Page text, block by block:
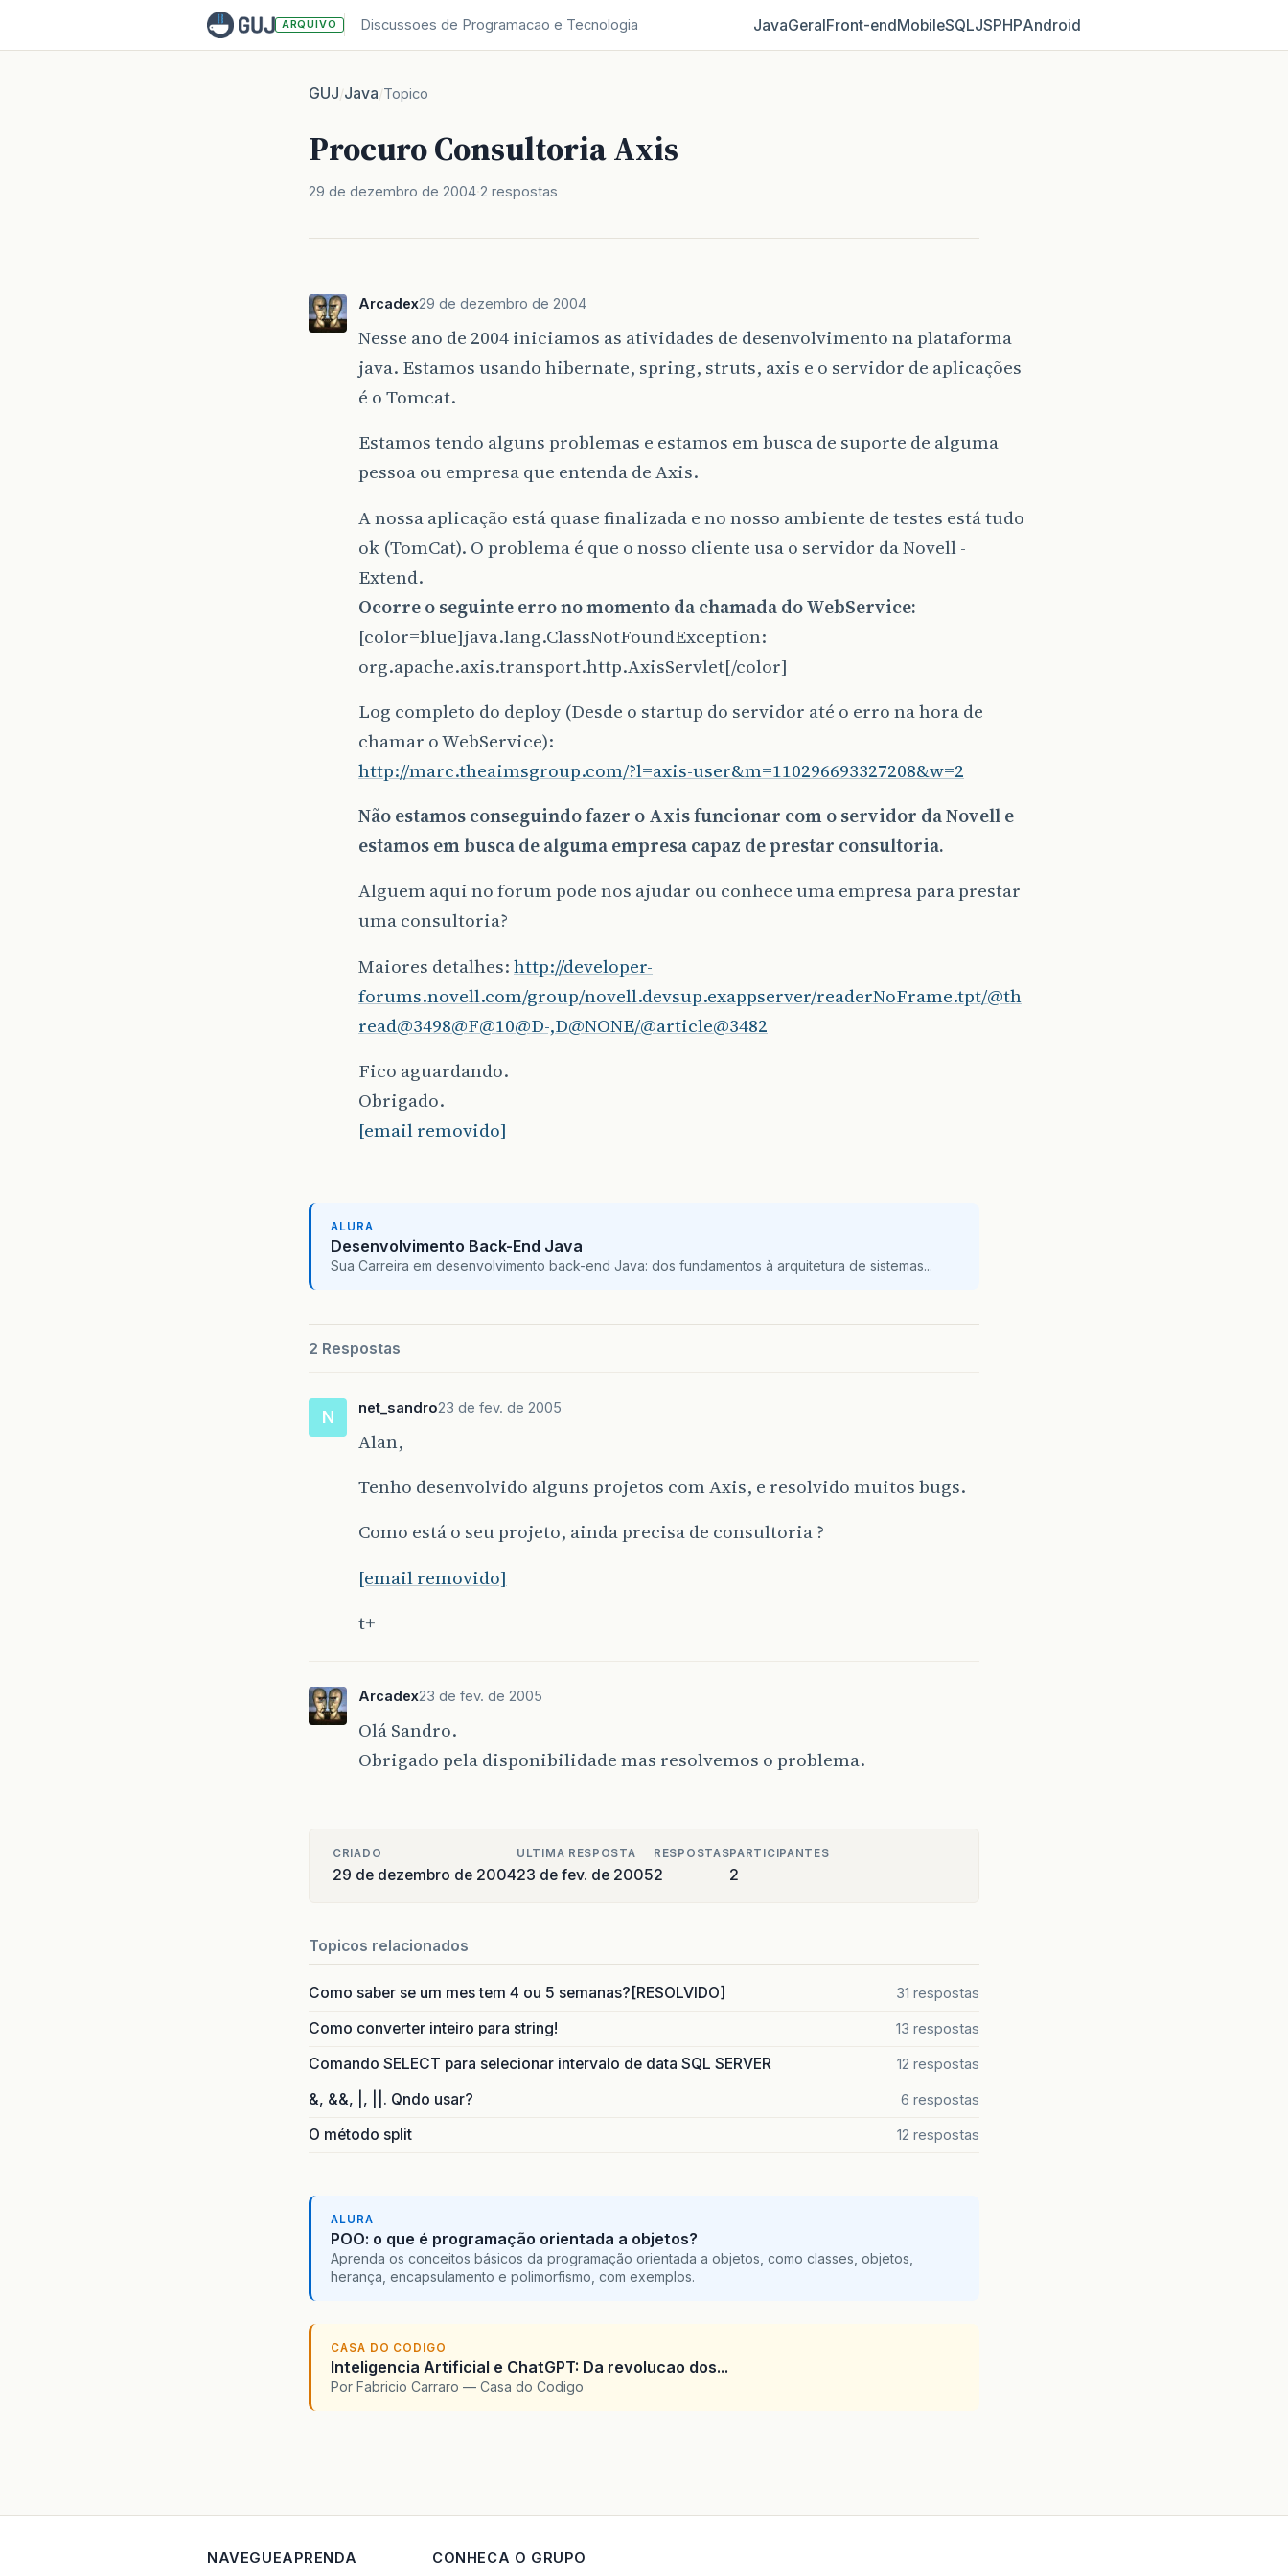
ARQUIVO Discussoes de Programacao e Tecnologia JavaGeralFront‑endMobileSQLJSPHPAndroid
GUJ/Java/Topico
Procuro Consultoria Axis
29 de dezembro de 2004 2 respostas
Arcadex29 de dezembro de 2004
Nesse ano de 2004 iniciamos as atividades de desenvolvimento na plataforma
java. Estamos usando hibernate, spring, struts, axis e o servidor de aplicações
é o Tomcat.
Estamos tendo alguns problemas e estamos em busca de suporte de alguma
pessoa ou empresa que entenda de Axis.
A nossa aplicação está quase finalizada e no nosso ambiente de testes está tudo
ok (TomCat). O problema é que o nosso cliente usa o servidor da Novell -
Extend.
Ocorre o seguinte erro no momento da chamada do WebService:
[color=blue]java.lang.ClassNotFoundException:
org.apache.axis.transport.http.AxisServlet[/color]
Log completo do deploy (Desde o startup do servidor até o erro na hora de
chamar o WebService):
http://marc.theaimsgroup.com/?l=axis-user&m=110296693327208&w=2
Não estamos conseguindo fazer o Axis funcionar com o servidor da Novell e
estamos em busca de alguma empresa capaz de prestar consultoria.
Alguem aqui no forum pode nos ajudar ou conhece uma empresa para prestar
uma consultoria?
Maiores detalhes:http://developer-
forums.novell.com/group/novell.devsup.exappserver/readerNoFrame.tpt/@th
read@3498@F@10@D-,D@NONE/@article@3482
Fico aguardando.
Obrigado.
[email removido]
ALURA
Desenvolvimento Back-End Java
Sua Carreira em desenvolvimento back-end Java: dos fundamentos à arquitetura de sistemas...
2 Respostas
N net_sandro23 de fev. de 2005
Alan,
Tenho desenvolvido alguns projetos com Axis, e resolvido muitos bugs.
Como está o seu projeto, ainda precisa de consultoria ?
[email removido]
t+
Arcadex23 de fev. de 2005
Olá Sandro.
Obrigado pela disponibilidade mas resolvemos o problema.
CRIADO
29 de dezembro de 2004
ULTIMA RESPOSTA
23 de fev. de 2005
RESPOSTAS
2
PARTICIPANTES
2
Topicos relacionados
Como saber se um mes tem 4 ou 5 semanas?[RESOLVIDO] 31 respostas
Como converter inteiro para string! 13 respostas
Comando SELECT para selecionar intervalo de data SQL SERVER 12 respostas
&, &&, |, ||. Qndo usar? 6 respostas
O método split 12 respostas
ALURA
POO: o que é programação orientada a objetos?
Aprenda os conceitos básicos da programação orientada a objetos, como classes, objetos,
herança, encapsulamento e polimorfismo, com exemplos.
CASA DO CODIGO
Inteligencia Artificial e ChatGPT: Da revolucao dos...
Por Fabricio Carraro — Casa do Codigo
NAVEGUEAPRENDA CONHECA O GRUPO